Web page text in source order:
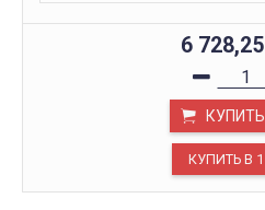
6 728,25
КУПИТЬ